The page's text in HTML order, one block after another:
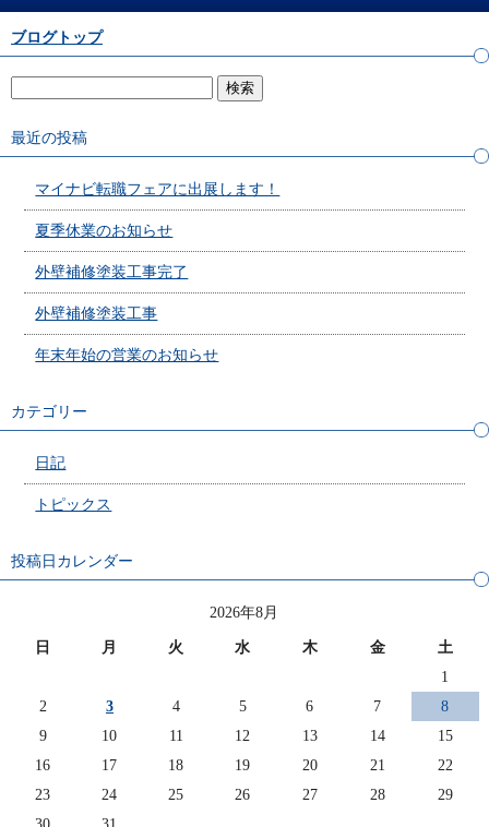
ブログトップ
最近の投稿
マイナビ転職フェアに出展します！
夏季休業のお知らせ
外壁補修塗装工事完了
外壁補修塗装工事
年末年始の営業のお知らせ
カテゴリー
日記
トピックス
投稿日カレンダー
2026年8月
日 月 火 水 木 金
土
1
2
3 4 5 6 7
8
9
10 11 12 13 14
15
16
17 18 19 20 21
22
23
24 25 26 27 28
29